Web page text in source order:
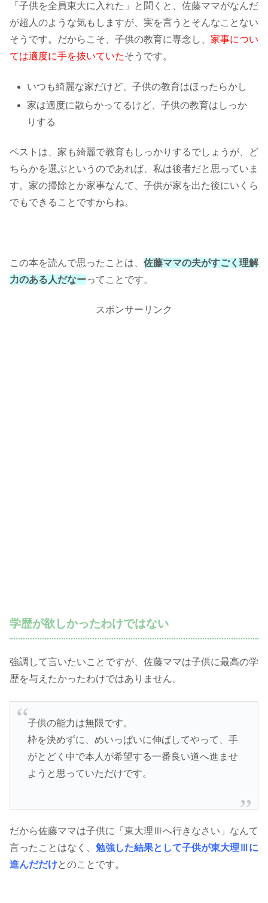
「子供を全員東大に入れた」と聞くと、佐藤ママがなんだ
が超人のような気もしますが、実を言うとそんなことない
そうです。だからこそ、子供の教育に専念し、 家事につい
ては適度に手を抜いていたそうです。
いつも綺麗な家だけど、子供の教育はほったらかし
家は適度に散らかってるけど、子供の教育はしっか
りする
ベストは、家も綺麗で教育もしっかりするでしょうが、ど
ちらかを選ぶというのであれば、私は後者だと思っていま
す。家の掃除とか家事なんて、子供が家を出た後にいくら
でもできることですからね。
この本を読んで思ったことは、 佐藤ママの夫がすごく理解
力のある人だなーってことです。
スポンサーリンク
学歴が欲しかったわけではない
強調して言いたいことですが、佐藤ママは子供に最高の学
歴を与えたかったわけではありません。
子供の能力は無限です。
枠を決めずに、めいっぱいに伸ばしてやって、手
がとどく中で本人が希望する一番良い道へ進ませ
ようと思っていただけです。
だから佐藤ママは子供に「東大理Ⅲへ行きなさい」なんて
言ったことはなく、 勉強した結果として子供が東大理Ⅲに
進んだだけとのことです。